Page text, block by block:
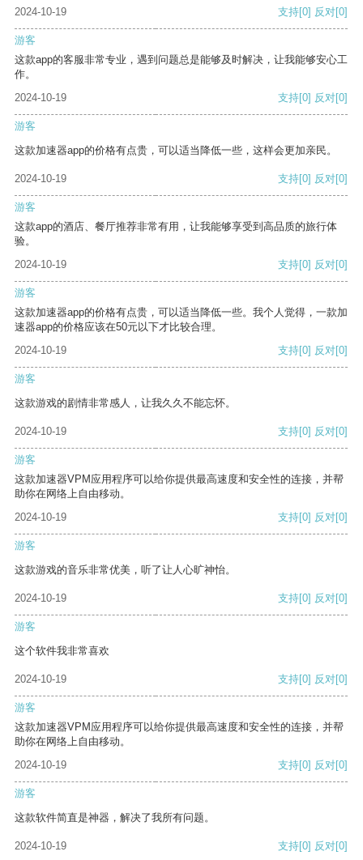
2024-10-19 支持[0] 反对[0]
游客
这款app的客服非常专业，遇到问题总是能够及时解决，让我能够安心工
作。
2024-10-19
支持[0] 反对[0]
游客
这款加速器app的价格有点贵，可以适当降低一些，这样会更加亲民。
2024-10-19 支持[0] 反对[0]
游客
这款app的酒店、餐厅推荐非常有用，让我能够享受到高品质的旅行体
验。
2024-10-19
支持[0] 反对[0]
游客
这款加速器app的价格有点贵，可以适当降低一些。我个人觉得，一款加
速器app的价格应该在50元以下才比较合理。
2024-10-19
支持[0] 反对[0]
游客
这款游戏的剧情非常感人，让我久久不能忘怀。
2024-10-19 支持[0] 反对[0]
游客
这款加速器VPM应用程序可以给你提供最高速度和安全性的连接，并帮
助你在网络上自由移动。
2024-10-19
支持[0] 反对[0]
游客
这款游戏的音乐非常优美，听了让人心旷神怡。
2024-10-19 支持[0] 反对[0]
游客
这个软件我非常喜欢
2024-10-19 支持[0] 反对[0]
游客
这款加速器VPM应用程序可以给你提供最高速度和安全性的连接，并帮
助你在网络上自由移动。
2024-10-19
支持[0] 反对[0]
游客
这款软件简直是神器，解决了我所有问题。
2024-10-19 支持[0] 反对[0]